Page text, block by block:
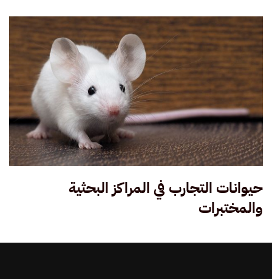
حيوانات التجارب في المراكز البحثية
والمختبرات